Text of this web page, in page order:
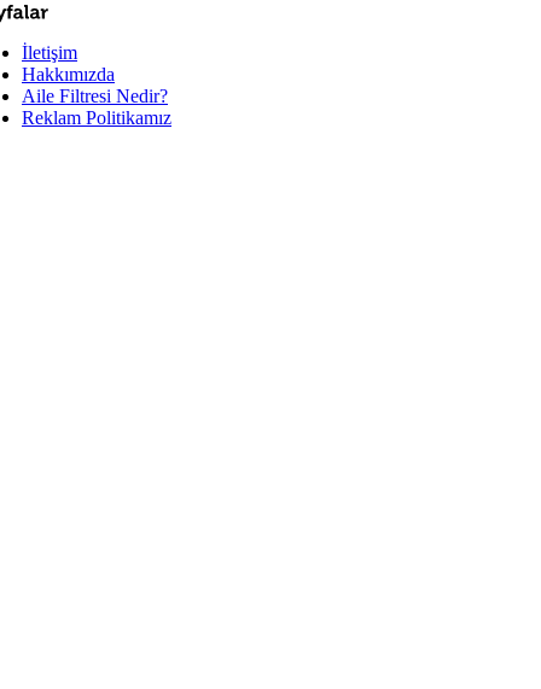
İletişim
Hakkımızda
Aile Filtresi Nedir?
Reklam Politikamız